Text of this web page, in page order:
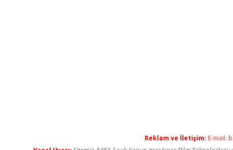
Reklam ve İletişim: E-mail: